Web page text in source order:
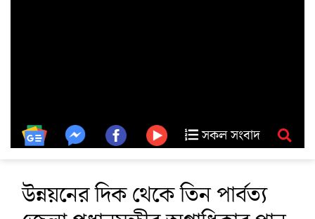
সকল সংবাদ
উন্নয়নের দিক থেকে তিন পার্বত্য